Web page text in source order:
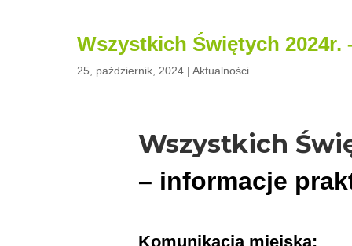
Wszystkich Świętych
25, październik, 2024 | Aktualności
Wszystkich
– informacje
Komunikacja miejska: